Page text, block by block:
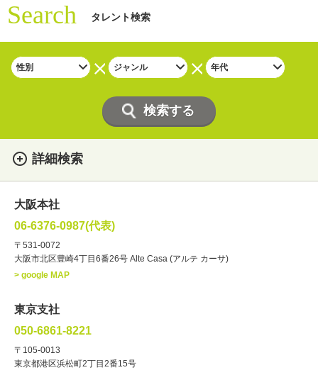
Search タレント検索
詳細検索
・性別
・ジャンル
ナレーター レポーター
・年齢
大阪本社
06-6376-0987(代表)
〒531-0072
大阪市北区豊崎4丁目6番26号 Alte Casa (アルテ カーサ)
> google MAP
東京支社
050-6861-8221
〒105-0013
東京都港区浜松町2丁目2番15号